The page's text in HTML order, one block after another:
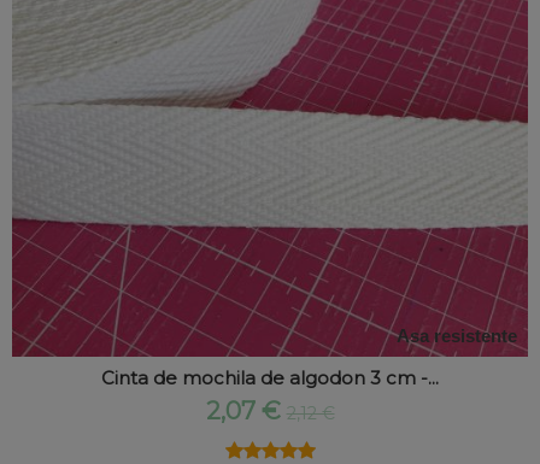
Asa resistente
Cinta de mochila de algodon 3 cm -...
2,07 € 2,12 €
★★★★★
★★★★★